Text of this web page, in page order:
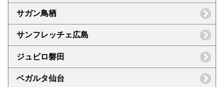
サガン鳥栖
サンフレッチェ広島
ジュビロ磐田
ベガルタ仙台